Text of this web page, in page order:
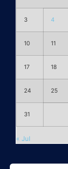
3 4
10 11
17 18
24 25
31
« Jul